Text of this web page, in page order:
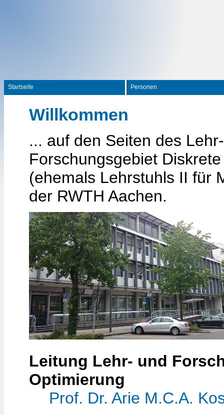
Startseite Personen
Willkommen
... auf den Seiten des
Forschungsgebiet
(ehemals Lehrstuhls II für
der RWTH Aachen.
Leitung Lehr- und
Optimierung
Prof. Dr. Arie M.C.A.